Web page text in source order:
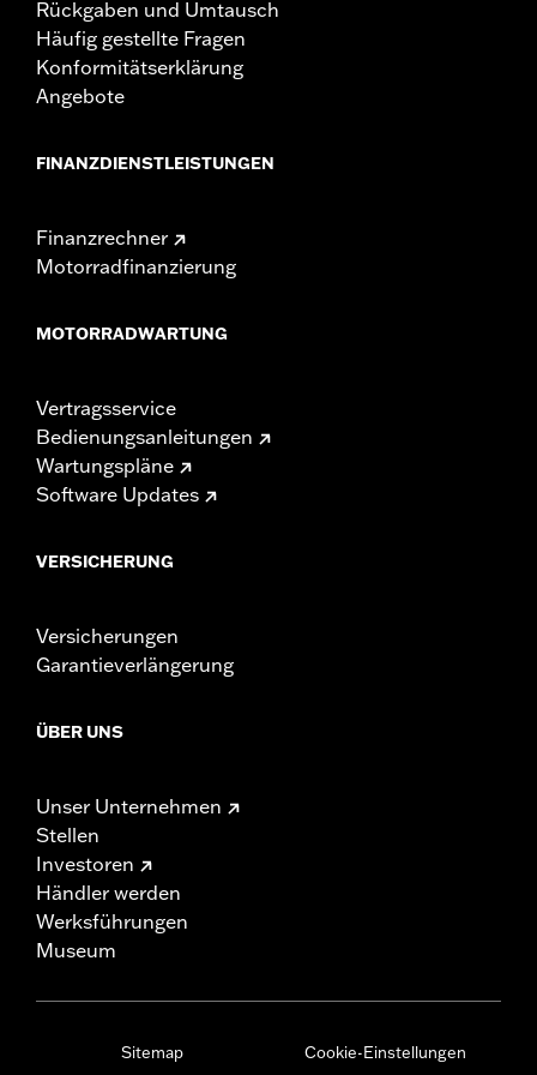
Rückgaben und Umtausch
Häufig gestellte Fragen
Konformitätserklärung
Angebote
FINANZDIENSTLEISTUNGEN
Finanzrechner
Motorradfinanzierung
MOTORRADWARTUNG
Vertragsservice
Bedienungsanleitungen
Wartungspläne
Software Updates
VERSICHERUNG
Versicherungen
Garantieverlängerung
ÜBER UNS
Unser Unternehmen
Stellen
Investoren
Händler werden
Werksführungen
Museum
Sitemap
Cookie-Einstellungen